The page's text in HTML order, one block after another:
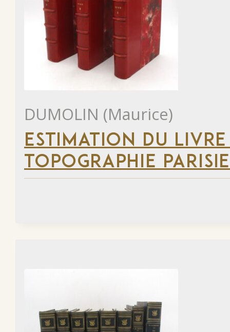
DUMOLIN (Maurice)
ESTIMATION DU
TOPOGRAPHIE